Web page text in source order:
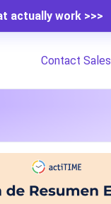
actually work >>>
Contact Sales